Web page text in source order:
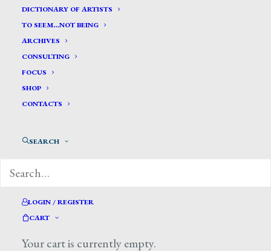
DICTIONARY OF ARTISTS
TO SEEM…NOT BEING
ARCHIVES
CONSULTING
FOCUS
SHOP
CONTACTS
SEARCH
LOGIN / REGISTER
CART
Your cart is currently empty.
Basorini Pierangelo
Istituto Matteucci